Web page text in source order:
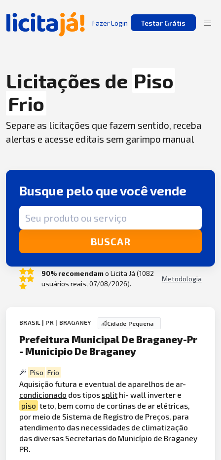
Fazer Login Testar Grátis
Licitações de Piso
Frio
Separe as licitações que fazem sentido, receba
alertas e acesse editais sem garimpo manual
Busque pelo que você vende
Termo de busca
BUSCAR
90% recomendamo Licita Já (1082
usuários reais, 07/08/2026).
Metodologia
BRASIL | PR | BRAGANEY Cidade Pequena
Prefeitura Municipal De Braganey-Pr
- Municipio De Braganey
Piso Frio
Aquisição futura e eventual de aparelhos de ar-
condicionado dos tipos split hi- wall inverter e
piso teto, bem como de cortinas de ar elétricas,
por meio de Sistema de Registro de Preços, para
atendimento das necessidades de climatização
das diversas Secretarias do Município de Braganey
PR.